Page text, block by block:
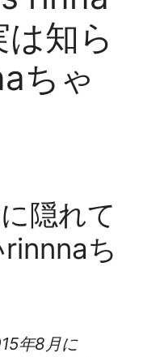
知ら
ちゃ
隠れて
ち
年8月に